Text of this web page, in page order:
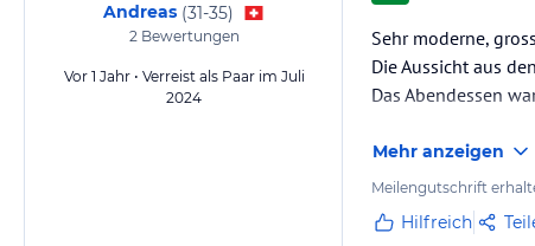
Andreas (31-35)
2Bewertungen
Vor 1 Jahr • Verreist als Paar im Juli
2024
Sehr moderne,
Die Aussicht aus
Das Abendessen
Mehr anzeigen
Meilengutschrift
Hilfreich